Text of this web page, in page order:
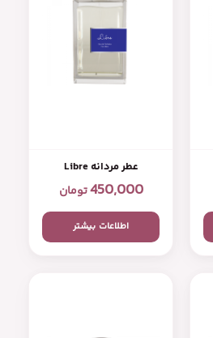
عطر مردانه Libre
450,000تومان
اطلاعات بیشتر